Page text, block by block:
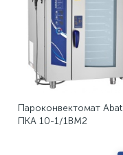
Пароконвектомат Abat
ПКА 10-1/1ВМ2